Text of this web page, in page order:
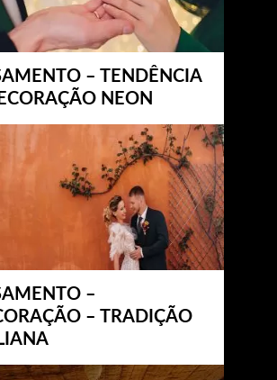
– TENDÊNCIA
NEON
–
– TRADIÇÃO